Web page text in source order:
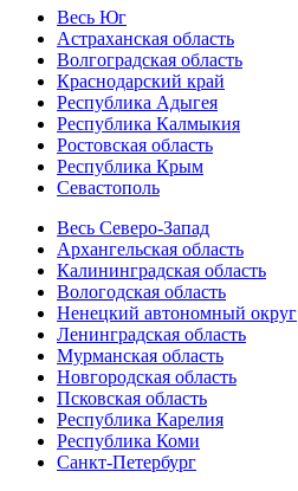
Весь Юг
Астраханская область
Волгоградская область
Краснодарский край
Республика Адыгея
Республика Калмыкия
Ростовская область
Республика Крым
Севастополь
Весь Северо-Запад
Архангельская область
Калининградская область
Вологодская область
Ненецкий автономный округ
Ленинградская область
Мурманская область
Новгородская область
Псковская область
Республика Карелия
Республика Коми
Санкт-Петербург